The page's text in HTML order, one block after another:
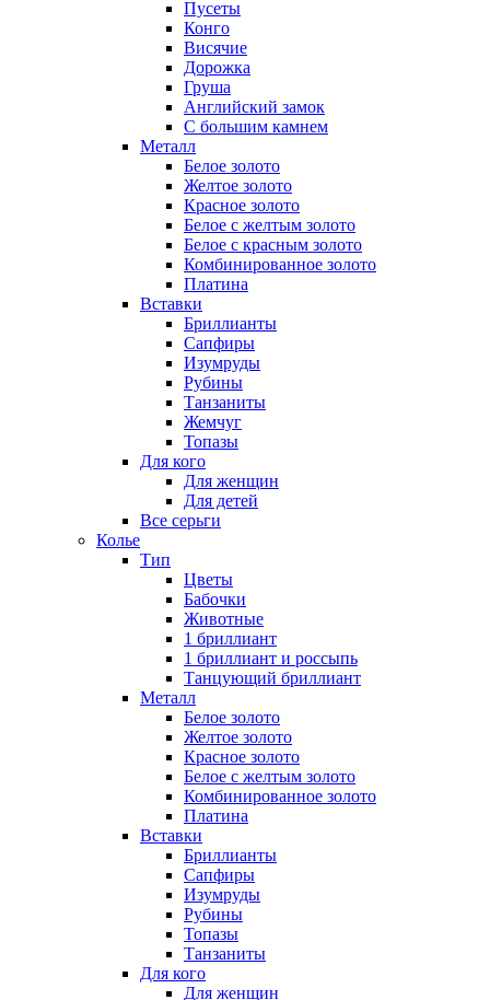
Пусеты
Конго
Висячие
Дорожка
Груша
Английский замок
С большим камнем
Металл
Белое золото
Желтое золото
Красное золото
Белое с желтым золото
Белое с красным золото
Комбинированное золото
Платина
Вставки
Бриллианты
Сапфиры
Изумруды
Рубины
Танзаниты
Жемчуг
Топазы
Для кого
Для женщин
Для детей
Все серьги
Колье
Тип
Цветы
Бабочки
Животные
1 бриллиант
1 бриллиант и россыпь
Танцующий бриллиант
Металл
Белое золото
Желтое золото
Красное золото
Белое с желтым золото
Комбинированное золото
Платина
Вставки
Бриллианты
Сапфиры
Изумруды
Рубины
Топазы
Танзаниты
Для кого
Для женщин